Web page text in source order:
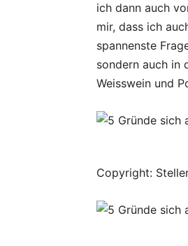
ich dann auch
mir, dass ich
spannenste
sondern auch in
Weisswein und
Copyright: